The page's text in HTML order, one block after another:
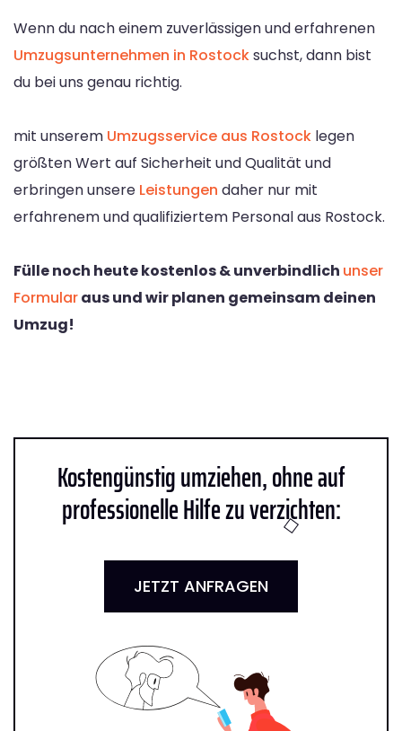
Wenn du nach einem zuverlässigen und erfahrenen
Umzugsunternehmen in Rostocksuchst, dann bist
du bei uns genau richtig.
mit unserem Umzugsservice aus Rostock legen
größten Wert auf Sicherheit und Qualität und
erbringen unsere Leistungen daher nur mit
erfahrenem und qualifiziertem Personal aus Rostock.
Fülle noch heute kostenlos & unverbindlich unser
Formularaus und wir planen gemeinsam deinen
Umzug!
Kostengünstig umziehen, ohne auf
professionelle Hilfe zu verzichten:
JETZT ANFRAGEN